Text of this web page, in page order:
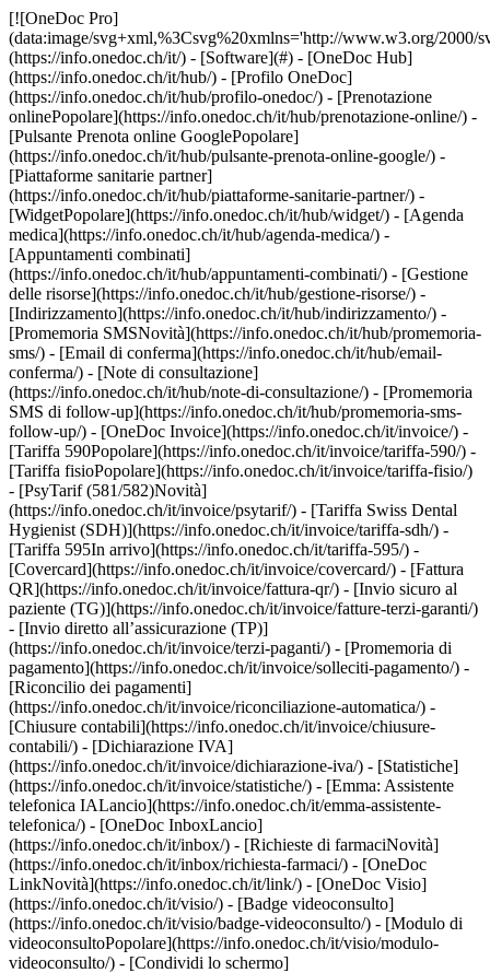
[![OneDoc Pro](data:image/svg+xml,%3Csvg%20xmlns='http://www.w3.org/2000/svg'%20viewBox='0%200%20110%2021'%3E%3C/svg%3E)](https://info.onedoc.ch/it/) - [Software](#) - [OneDoc Hub](https://info.onedoc.ch/it/hub/) - [Profilo OneDoc](https://info.onedoc.ch/it/hub/profilo-onedoc/) - [Prenotazione onlinePopolare](https://info.onedoc.ch/it/hub/prenotazione-online/) - [Pulsante Prenota online GooglePopolare](https://info.onedoc.ch/it/hub/pulsante-prenota-online-google/) - [Piattaforme sanitarie partner](https://info.onedoc.ch/it/hub/piattaforme-sanitarie-partner/) - [WidgetPopolare](https://info.onedoc.ch/it/hub/widget/) - [Agenda medica](https://info.onedoc.ch/it/hub/agenda-medica/) - [Appuntamenti combinati](https://info.onedoc.ch/it/hub/appuntamenti-combinati/) - [Gestione delle risorse](https://info.onedoc.ch/it/hub/gestione-risorse/) - [Indirizzamento](https://info.onedoc.ch/it/hub/indirizzamento/) - [Promemoria SMSNovità](https://info.onedoc.ch/it/hub/promemoria-sms/) - [Email di conferma](https://info.onedoc.ch/it/hub/email-conferma/) - [Note di consultazione](https://info.onedoc.ch/it/hub/note-di-consultazione/) - [Promemoria SMS di follow-up](https://info.onedoc.ch/it/hub/promemoria-sms-follow-up/) - [OneDoc Invoice](https://info.onedoc.ch/it/invoice/) - [Tariffa 590Popolare](https://info.onedoc.ch/it/invoice/tariffa-590/) - [Tariffa fisioPopolare](https://info.onedoc.ch/it/invoice/tariffa-fisio/) - [PsyTarif (581/582)Novità](https://info.onedoc.ch/it/invoice/psytarif/) - [Tariffa Swiss Dental Hygienist (SDH)](https://info.onedoc.ch/it/invoice/tariffa-sdh/) - [Tariffa 595In arrivo](https://info.onedoc.ch/it/tariffa-595/) - [Covercard](https://info.onedoc.ch/it/invoice/covercard/) - [Fattura QR](https://info.onedoc.ch/it/invoice/fattura-qr/) - [Invio sicuro al paziente (TG)](https://info.onedoc.ch/it/invoice/fatture-terzi-garanti/) - [Invio diretto all’assicurazione (TP)](https://info.onedoc.ch/it/invoice/terzi-paganti/) - [Promemoria di pagamento](https://info.onedoc.ch/it/invoice/solleciti-pagamento/) - [Riconcilio dei pagamenti](https://info.onedoc.ch/it/invoice/riconciliazione-automatica/) - [Chiusure contabili](https://info.onedoc.ch/it/invoice/chiusure-contabili/) - [Dichiarazione IVA](https://info.onedoc.ch/it/invoice/dichiarazione-iva/) - [Statistiche](https://info.onedoc.ch/it/invoice/statistiche/) - [Emma: Assistente telefonica IALancio](https://info.onedoc.ch/it/emma-assistente-telefonica/) - [OneDoc InboxLancio](https://info.onedoc.ch/it/inbox/) - [Richieste di farmaciNovità](https://info.onedoc.ch/it/inbox/richiesta-farmaci/) - [OneDoc LinkNovità](https://info.onedoc.ch/it/link/) - [OneDoc Visio](https://info.onedoc.ch/it/visio/) - [Badge videoconsulto](https://info.onedoc.ch/it/visio/badge-videoconsulto/) - [Modulo di videoconsultoPopolare](https://info.onedoc.ch/it/visio/modulo-videoconsulto/) - [Condividi lo schermo](https://info.onedoc.ch/it/visio/condivisione-schermo/) - [Videoconsulto sfondo](https://info.onedoc.ch/it/visio/sfondo-videoconsulto/) - [Video e audio controllo](https://info.onedoc.ch/it/visio/controllo-audio-video/) - [Soluzioni](#) - [Le tue esigenze](https://info.onedoc.ch/it/esigenze/) - [Aumenta la visibilità del tuo studio](https://info.onedoc.ch/it/esigenze/migliorare-la-vostra-visibilita/) - [Porta più nuovi pazienti nel tuo studio](https://info.onedoc.ch/it/esigenze/porta-nuovi-pazienti/) - [Fidelizza i tuoi pazientiPopolare](https://info.onedoc.ch/it/esigenze/fidelizza-i-tuoi-pazienti/) - [Automatizza il follow-up dei pazienti che già segui](https://info.onedoc.ch/it/esigenze/follow-up-pazienti-gia-segui/) - [Gestisci flussi di appuntamenti complessi](https://info.onedoc.ch/it/esigenze/gestisci-appuntamenti-complessi/) - [Fidelizza i pazienti nel tuo network](https://info.onedoc.ch/it/esigenze/tieni-pazienti-network/) - [Indirizza facilmente i tuoi pazientiPopolare](https://info.onedoc.ch/it/esigenze/indirizzate-pazienti/) - [Ricevi indirizzamenti qualificati](https://info.onedoc.ch/it/esigenze/ricevi-indirizzamenti-qualificati/) - [Riduci il numero di appuntamenti mancatiPopolare](https://info.onedoc.ch/it/esigenze/riduci-appuntamenti-mancati/) - [Gestisci più richieste dei pazienti](https://info.onedoc.ch/it/esigenze/gestisci-piu-richieste-pazienti/) - [Riduci il numero di telefonate entrantiPopolare](https://info.onedoc.ch/it/esigenze/ridurre-le-chiamate/) - [Resta in contatto con i tuoi pazienti](https://info.onedoc.ch/it/esigenze/resta-in-contatto-con-teleconsultation/) - [Crea e gestisci le tue fatture](https://info.onedoc.ch/it/esigenze/crea-fatture-conformi/) - [La tua specialità](https://info.onedoc.ch/it/specialita/) - [Medico generico](https://info.onedoc.ch/it/specialita/medico-generico/) - [Medico specialista](https://info.onedoc.ch/it/specialita/medico-specialista/) - [Dentista](https://info.onedoc.ch/it/specialita/medico-dentista/) - [Igienista dentale](https://info.onedoc.ch/it/specialita/igienista-dentale/) - [FisioterapistaPopolare](https://info.onedoc.ch/it/specialita/fisioterapista/) - [Terapista](https://info.onedoc.ch/it/specialita/terapista/) - [Psicologo](https://info.onedoc.ch/it/specialita/psicologo/) - [Psicoterapisti](https://info.onedoc.ch/it/specialita/psicoterapisti/) - [Oculista](https://info.onedoc.ch/it/specialita/oculista/) - [Dermatologo](https://info.onedoc.ch/it/specialita/dermatologo/) - [Pediatra](https://info.onedoc.ch/it/specialita/pediatra/) - [Ginecologo](https://info.onedoc.ch/it/specialita/ginecologo/) - [Medico estetico](https://info.onedoc.ch/it/specialita/medico-estetico/) - [La tua struttura sanitaria](https://info.onedoc.ch/it/specialita/) - [Centro medico](https://info.onedoc.ch/it/specialita/centro-medico/) - [Ospedale](https://info.onedoc.ch/it/specialita/ospedale/) - [Farmacia](https://info.onedoc.ch/it/specialita/farmacia/) - [Centro di diagnostica per immagini](https://info.onedoc.ch/it/specialita/centro-diagnostica-per-immagini/) - [Laboratorio di analisi mediche](https://info.onedoc.ch/it/specialita/laboratori-di-analisi-mediche/) - [Audioprotesista](https://info.onedoc.ch/it/specialita/audioprotesista/) - [Ottico](https://info.onedoc.ch/it/specialita/ottico/) - [Connettore](#) - [A-D](#) - [Aeskulap](https://info.onedoc.ch/it/connettore/aeskulap/) - [amétiq siMed](https://info.onedoc.ch/it/connettore/ametiq-simed/) - [Axenita](https://info.onedoc.ch/it/connettore/axenita-axonlab/) - [Carefolio](https://info.onedoc.ch/it/connettore/carefolio/) - [curaMED](https://info.onedoc.ch/it/connettore/curamed/) - [Delemed](https://info.onedoc.ch/it/connettore/delemed/) - [DentaGest](https://info.onedoc.ch/it/connettore/dentagest/) - [Denteo](https://info.onedoc.ch/it/connettore/denteo/) - [E-G](#) - [E-Medicus](https://info.onedoc.ch/it/connettore/e-medicus/) - [E-PAT](https://info.onedoc.ch/it/connettore/e-pat/) - [ElexisNovità](https://info.onedoc.ch/it/connettore/elexis/) - [ePaad](https://info.onedoc.ch/it/connettore/epaad/) - [ePhysio](https://info.onedoc.ch/it/connettore/ephysio/) - [ergodent](https://info.onedoc.ch/it/connettore/ergodent/) - [Eyesoft](https://info.onedoc.ch/it/connettore/eyesoft/) - [Google Calendar](https://info.onedoc.ch/it/connettore/google-calendar/) - [H-M](#) - [Handylife](https://info.onedoc.ch/it/connettore/handy-patients/) - [Hexabit Luna](https://info.onedoc.ch/it/connettore/hexabit-luna/) - [ifaNovità](https://info.onedoc.ch/it/connettore/ifa/) - [KISIM](https://info.onedoc.ch/it/connettore/cistec-kisim/) - [Liris](https://info.onedoc.ch/it/connettore/liris/) - [Medes](https://info.onedoc.ch/it/connettore/medes/) - [MediCloud](https://info.onedoc.ch/it/connettore/medicloud/) - [MediOnline](https://info.onedoc.ch/it/connettore/medionline-cassa-dei-medici/) - [Mediway](https://info.onedoc.ch/it/connettore/mediway/) - [N-Q](#) - [NereidaNovità](https://info.onedoc.ch/it/connettore/nereida/) - [NEXUS](https://info.onedoc.ch/it/connettore/nexus/) - [Oplus](https://info.onedoc.ch/it/connettore/oplus/) - [Outlook](https://info.onedoc.ch/it/connettore/outlook/) - [PhysioApp](https://info.onedoc.ch/it/connettore/physioapp/) - [Polavis](https://info.onedoc.ch/it/connettore/polavis/) - [Polypoint](https://info.onedoc.ch/it/connettore/polypoint/) - [ProPharma](https://info.onedoc.ch/it/connettore/propharma/) - [PraxinovaNovità](https://info.onedoc.ch/it/connettore/praxinova/) - [Pulse Medica](https://info.onedoc.ch/it/connettore/pulse-medica/) - [R-Z](#) - [RockethealthNovità](https://info.onedoc.ch/it/connettore/rockethealth/) - [SOFTplus](https://info.onedoc.ch/it/connettore/softplus/) - [Sokle](https://info.onedoc.ch/it/connettore/sokle/) - [tomedoNovità](https://info.onedoc.ch/it/connettore/tomedo/) - [Vitomed](https://info.onedoc.ch/it/connettore/vitomed-vitodata/) - [WinLogie](https://info.onedoc.ch/it/connettore/winlogie/) - [WinMed](https://info.onedoc.ch/it/connettore/winmed/) - [ZaWin](https://info.onedoc.ch/it/connettore/zawin/) - [Vedi tutti i nostri connettori](https://info.onedoc.ch/it/connettore/) - [Risorse](#) - [Informazioni su OneDoc](#) - [Nostra missione](https://info.onedoc.ch/it/nostra-missione/) - [Media](https://info.onedoc.ch/it/media/) - [Blog](https://info.onedoc.ch/it/blog/) - [Medici di base](https://info.onedoc.ch/it/blog/medici/) - [Dentisti](https://info.onedoc.ch/it/blog/dentisti/) - [Igienisti dentali](https://info.onedoc.ch/it/blog/igienisti-dentali/) - [Pediatri](https://info.onedoc.ch/it/b